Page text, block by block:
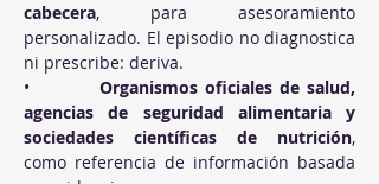
cabecera, para asesoramiento
personalizado. El episodio no diagnostica
ni prescribe: deriva.
• Organismos oficiales de salud,
agencias de seguridad alimentaria y
sociedades científicas de nutrición,
como referencia de información basada